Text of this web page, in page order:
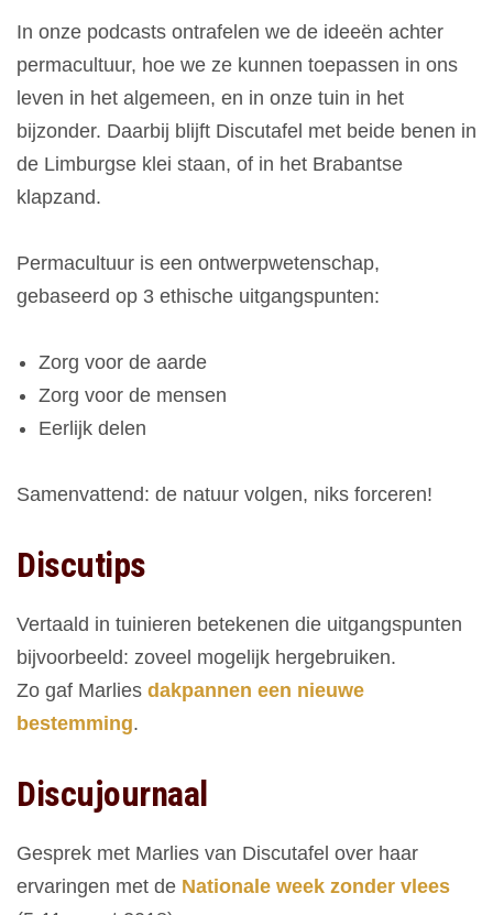
In onze podcasts ontrafelen we de ideeën achter
permacultuur, hoe we ze kunnen toepassen in ons
leven in het algemeen, en in onze tuin in het
bijzonder. Daarbij blijft Discutafel met beide benen in
de Limburgse klei staan, of in het Brabantse
klapzand.
Permacultuur is een ontwerpwetenschap,
gebaseerd op 3 ethische uitgangspunten:
Zorg voor de aarde
Zorg voor de mensen
Eerlijk delen
Samenvattend: de natuur volgen, niks forceren!
Discutips
Vertaald in tuinieren betekenen die uitgangspunten
bijvoorbeeld: zoveel mogelijk hergebruiken.
Zo gaf Marlies dakpannen een nieuwe
bestemming.
Discujournaal
Gesprek met Marlies van Discutafel over haar
ervaringen met de Nationale week zonder vlees